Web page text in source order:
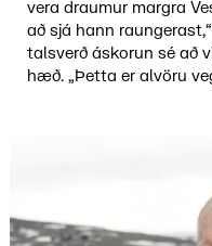
vera draumur margra
að sjá hann
talsverð áskorun sé að
hæð. „Þetta er alvöru